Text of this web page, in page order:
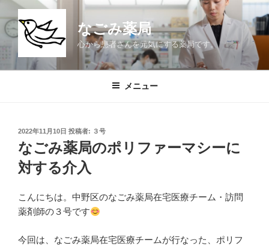
ン
テ
なごみ薬局
心から患者さんを元気にする薬局です。
メニュー
投
稿
日:
2022年11月10日 投稿者: ３号
なごみ薬局のポリファーマシーに
対する介入
こんにちは。中野区のなごみ薬局在宅医療チーム・訪問
薬剤師の３号です
今回は、なごみ薬局在宅医療チームが行なった、ポリフ